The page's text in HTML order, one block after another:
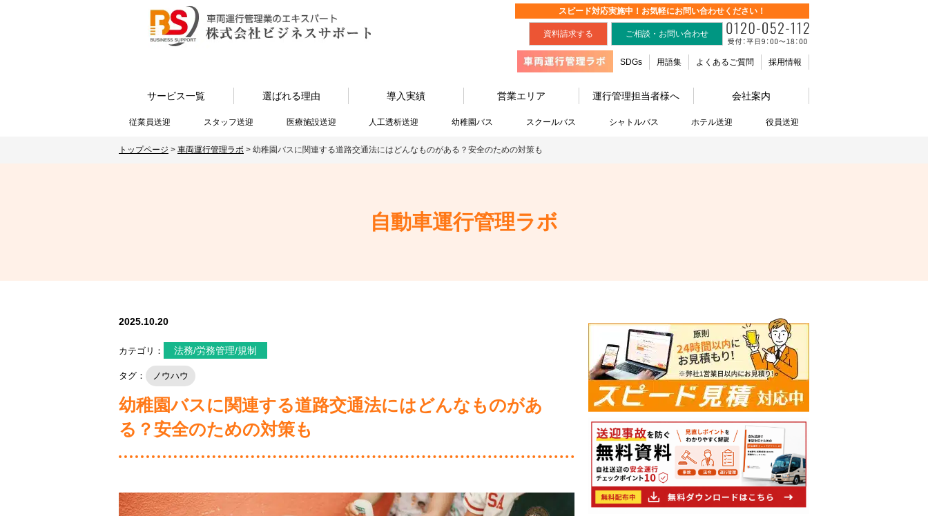
スピード対応実施中！お気軽にお問い合わせください！
資料請求する ご相談・お問い合わせ
SDGs 用語集 よくあるご質問 採用情報
サービス一覧 選ばれる理由 導入実績 営業エリア 運行管理担当者様へ 会社案内
従業員送迎 スタッフ送迎 医療施設送迎 人工透析送迎 幼稚園バス スクールバス シャトルバス ホテル送迎 役員送迎
トップページ > 車両運行管理ラボ > 幼稚園バスに関連する道路交通法にはどんなものがある？安全のための対策も
自動車運行管理ラボ
2025.10.20
カテゴリ： 法務/労務管理/規制
タグ： ノウハウ
幼稚園バスに関連する道路交通法にはどんなものがあ
る？安全のための対策も